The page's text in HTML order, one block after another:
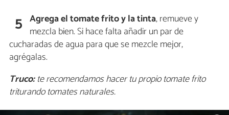
5 Agrega el tomate frito y la tinta, remueve y
mezcla bien. Si hace falta añadir un par de
cucharadas de agua para que se mezcle mejor,
agrégalas.
Truco:te recomendamos hacer tu propio tomate frito
triturando tomates naturales.